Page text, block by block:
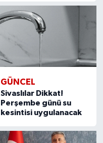
GÜNCEL
Sivaslılar Dikkat!
Perşembe günü su
kesintisi uygulanacak